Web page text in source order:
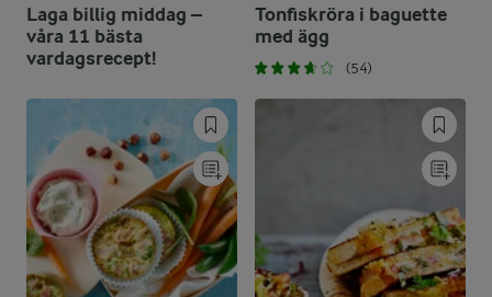
Laga billig middag –
våra 11 bästa
vardagsrecept!
Tonfiskröra i baguette
med ägg
(54)